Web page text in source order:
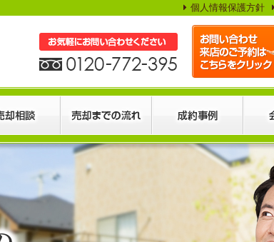
個人情報保護方針